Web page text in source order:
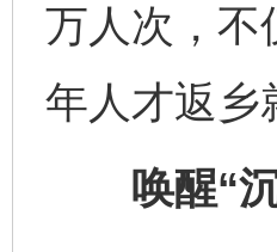
万人次，不
年人才返乡
唤醒“沉